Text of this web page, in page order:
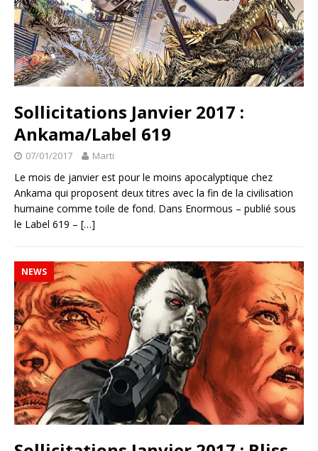
Sollicitations Janvier 2017 :
Ankama/Label 619
07/01/2017 Marti
Le mois de janvier est pour le moins apocalyptique chez
Ankama qui proposent deux titres avec la fin de la civilisation
humaine comme toile de fond. Dans Enormous – publié sous
le Label 619 – […]
NEWS